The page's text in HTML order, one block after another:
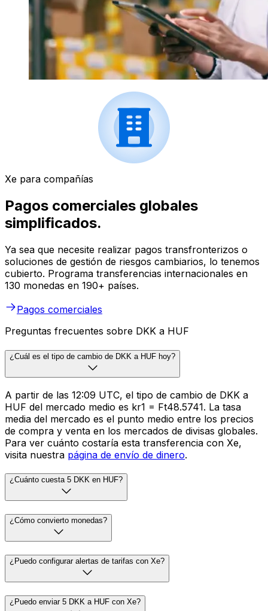
Xe para compañías
Pagos comerciales globales
simplificados.
Ya sea que necesite realizar pagos transfronterizos o
soluciones de gestión de riesgos cambiarios, lo tenemos
cubierto. Programa transferencias internacionales en
130 monedas en 190+ países.
Pagos comerciales
Preguntas frecuentes sobre DKK a HUF
¿Cuál es el tipo de cambio de DKK a HUF hoy?
A partir de las 12:09 UTC, el tipo de cambio de DKK a
HUF del mercado medio es kr1 = Ft48.5741. La tasa
media del mercado es el punto medio entre los precios
de compra y venta en los mercados de divisas globales.
Para ver cuánto costaría esta transferencia con Xe,
visita nuestra página de envío de dinero.
¿Cuánto cuesta 5 DKK en HUF?
¿Cómo convierto monedas?
¿Puedo configurar alertas de tarifas con Xe?
¿Puedo enviar 5 DKK a HUF con Xe?